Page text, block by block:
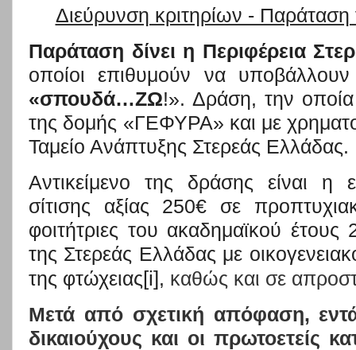
Διεύρυνση κριτηρίων -
Παράταση δίνει η Περιφέρεια
οποίοι επιθυμούν να
«σπουδά…ΖΩ!». Δράση, την
της δομής «ΓΕΦΥΡΑ» και με
Ταμείο Ανάπτυξης Στερεάς Ελλάδας.
Αντικείμενο της δράσης είναι η
σίτισης αξίας 250€ σε
φοιτήτριες του ακαδημαϊκού
της Στερεάς Ελλάδας με
της φτώχειας[i], καθώς και σε
Μετά από σχετική απόφαση,
δικαιούχους και οι πρωτοετείς